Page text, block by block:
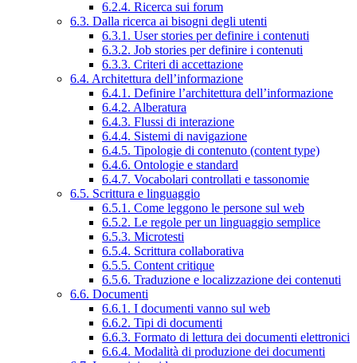
6.2.4. Ricerca sui forum
6.3. Dalla ricerca ai bisogni degli utenti
6.3.1. User stories per definire i contenuti
6.3.2. Job stories per definire i contenuti
6.3.3. Criteri di accettazione
6.4. Architettura dell’informazione
6.4.1. Definire l’architettura dell’informazione
6.4.2. Alberatura
6.4.3. Flussi di interazione
6.4.4. Sistemi di navigazione
6.4.5. Tipologie di contenuto (content type)
6.4.6. Ontologie e standard
6.4.7. Vocabolari controllati e tassonomie
6.5. Scrittura e linguaggio
6.5.1. Come leggono le persone sul web
6.5.2. Le regole per un linguaggio semplice
6.5.3. Microtesti
6.5.4. Scrittura collaborativa
6.5.5. Content critique
6.5.6. Traduzione e localizzazione dei contenuti
6.6. Documenti
6.6.1. I documenti vanno sul web
6.6.2. Tipi di documenti
6.6.3. Formato di lettura dei documenti elettronici
6.6.4. Modalità di produzione dei documenti